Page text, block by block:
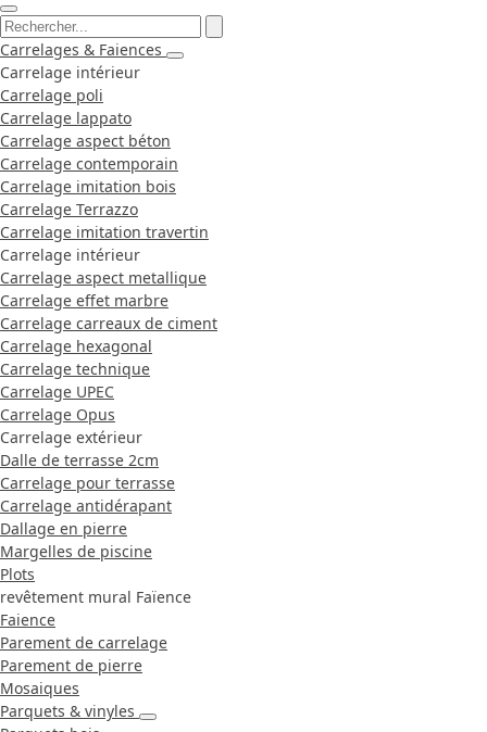
Carrelages & Faiences
Carrelage intérieur
Carrelage poli
Carrelage lappato
Carrelage aspect béton
Carrelage contemporain
Carrelage imitation bois
Carrelage Terrazzo
Carrelage imitation travertin
Carrelage intérieur
Carrelage aspect metallique
Carrelage effet marbre
Carrelage carreaux de ciment
Carrelage hexagonal
Carrelage technique
Carrelage UPEC
Carrelage Opus
Carrelage extérieur
Dalle de terrasse 2cm
Carrelage pour terrasse
Carrelage antidérapant
Dallage en pierre
Margelles de piscine
Plots
revêtement mural Faïence
Faience
Parement de carrelage
Parement de pierre
Mosaiques
Parquets & vinyles